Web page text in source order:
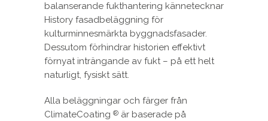
balanserande fukthantering kännetecknar
History fasadbeläggning för
kulturminnesmärkta byggnadsfasader.
Dessutom förhindrar historien effektivt
förnyat inträngande av fukt – på ett helt
naturligt, fysiskt sätt.
Alla beläggningar och färger från
ClimateCoating ® är baserade på